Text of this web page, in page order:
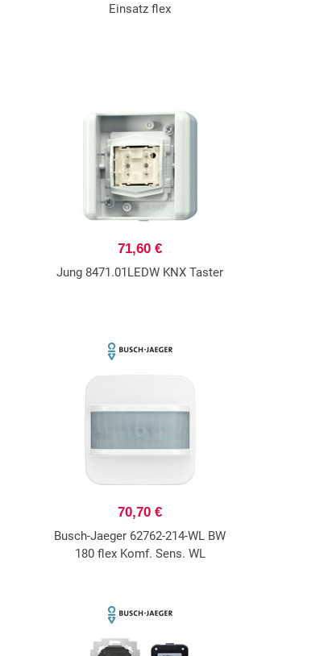
Einsatz flex
71,60 €
Jung 8471.01LEDW KNX Taster
70,70 €
Busch-Jaeger 62762-214-WL BW
180 flex Komf. Sens. WL